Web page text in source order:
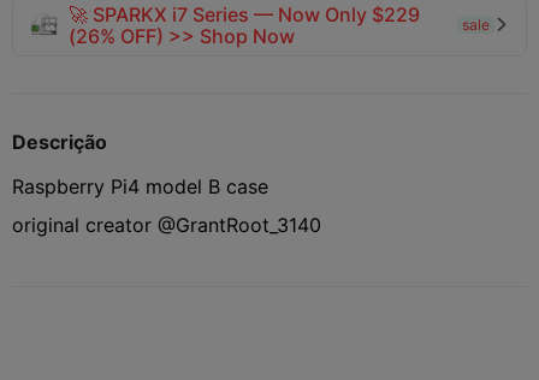
🚀 SPARKX i7 Series — Now Only $229
(26% OFF) >> Shop Now
sale 
Descrição
Raspberry Pi4 model B case
original creator @GrantRoot_3140